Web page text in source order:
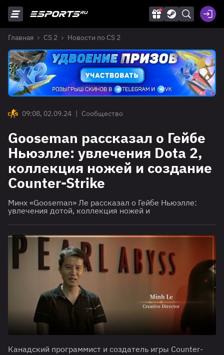
Главная CS 2 Новости по CS 2
09:08, 02.09.24 | Сообщество
Gooseman рассказал о Гейбе
Ньюэлле: увлечения Dota 2,
коллекция ножей и создание
Counter-Strike
Минх «Gooseman» Ле рассказал о Гейбе Ньюэлле:
увлечения дотой, коллекция ножей и
Канадский программист и создатель игры Counter-